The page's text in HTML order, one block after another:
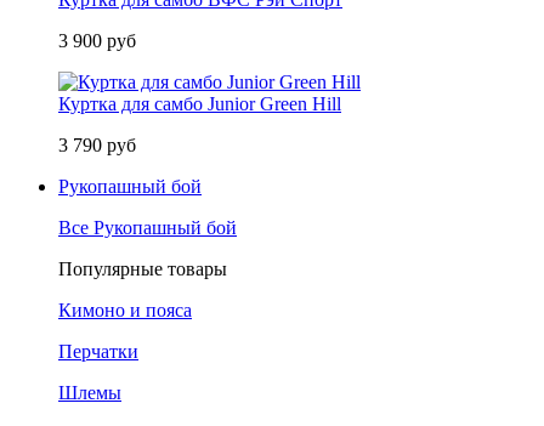
3 900 руб
Куртка для самбо Junior Green Hill
3 790 руб
Рукопашный бой
Все Рукопашный бой
Популярные товары
Кимоно и пояса
Перчатки
Шлемы